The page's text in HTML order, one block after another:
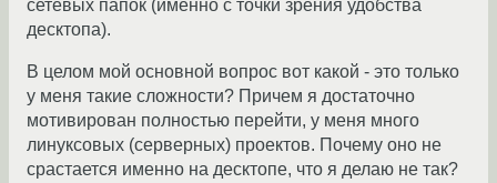
сетевых папок (именно с точки зрения удобства
десктопа).
В целом мой основной вопрос вот какой - это только
у меня такие сложности? Причем я достаточно
мотивирован полностью перейти, у меня много
линуксовых (серверных) проектов. Почему оно не
срастается именно на десктопе, что я делаю не так?